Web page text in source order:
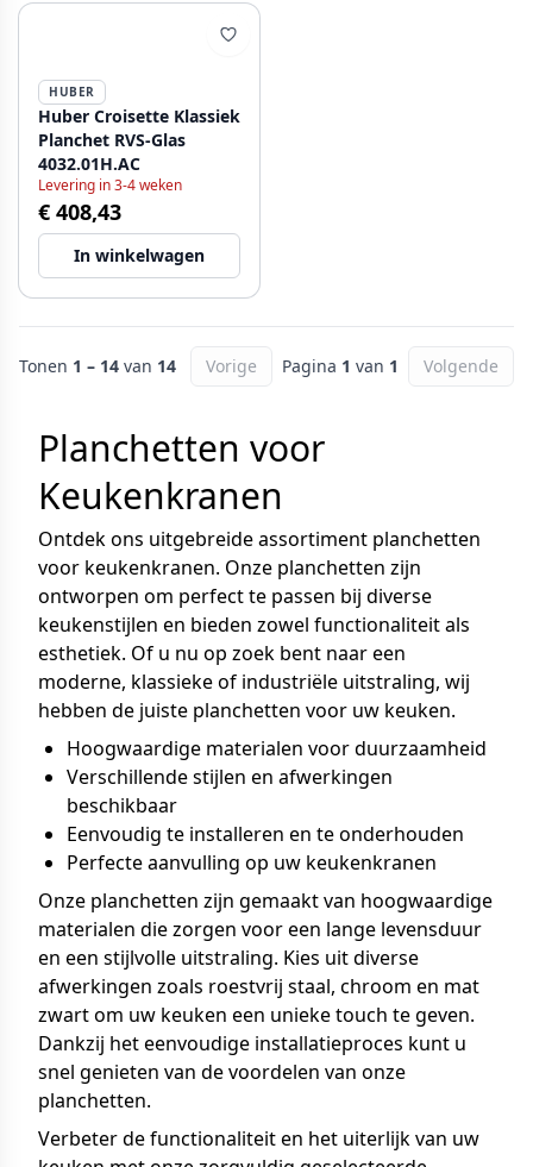
HUBER
Huber Croisette Klassiek
Planchet RVS-Glas
4032.01H.AC
Levering in 3-4 weken
€ 408,43
In winkelwagen
Tonen 1 – 14 van 14 Vorige Pagina 1 van 1 Volgende
Planchetten voor
Keukenkranen
Ontdek ons uitgebreide assortiment planchetten
voor keukenkranen. Onze planchetten zijn
ontworpen om perfect te passen bij diverse
keukenstijlen en bieden zowel functionaliteit als
esthetiek. Of u nu op zoek bent naar een
moderne, klassieke of industriële uitstraling, wij
hebben de juiste planchetten voor uw keuken.
Hoogwaardige materialen voor duurzaamheid
Verschillende stijlen en afwerkingen
beschikbaar
Eenvoudig te installeren en te onderhouden
Perfecte aanvulling op uw keukenkranen
Onze planchetten zijn gemaakt van hoogwaardige
materialen die zorgen voor een lange levensduur
en een stijlvolle uitstraling. Kies uit diverse
afwerkingen zoals roestvrij staal, chroom en mat
zwart om uw keuken een unieke touch te geven.
Dankzij het eenvoudige installatieproces kunt u
snel genieten van de voordelen van onze
planchetten.
Verbeter de functionaliteit en het uiterlijk van uw